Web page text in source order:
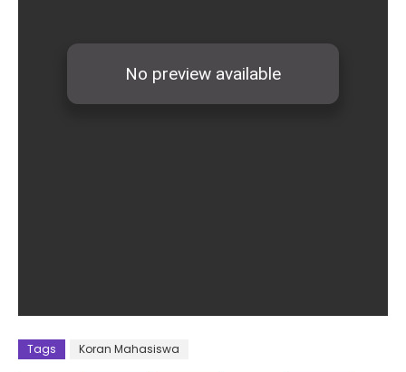
Tags Koran Mahasiswa